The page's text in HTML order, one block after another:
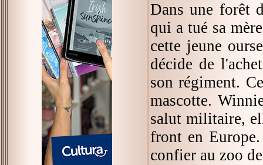
Dans une forêt
qui a tué sa
cette jeune
décide de
son régiment.
mascotte.
salut militaire,
front en
confier au zoo